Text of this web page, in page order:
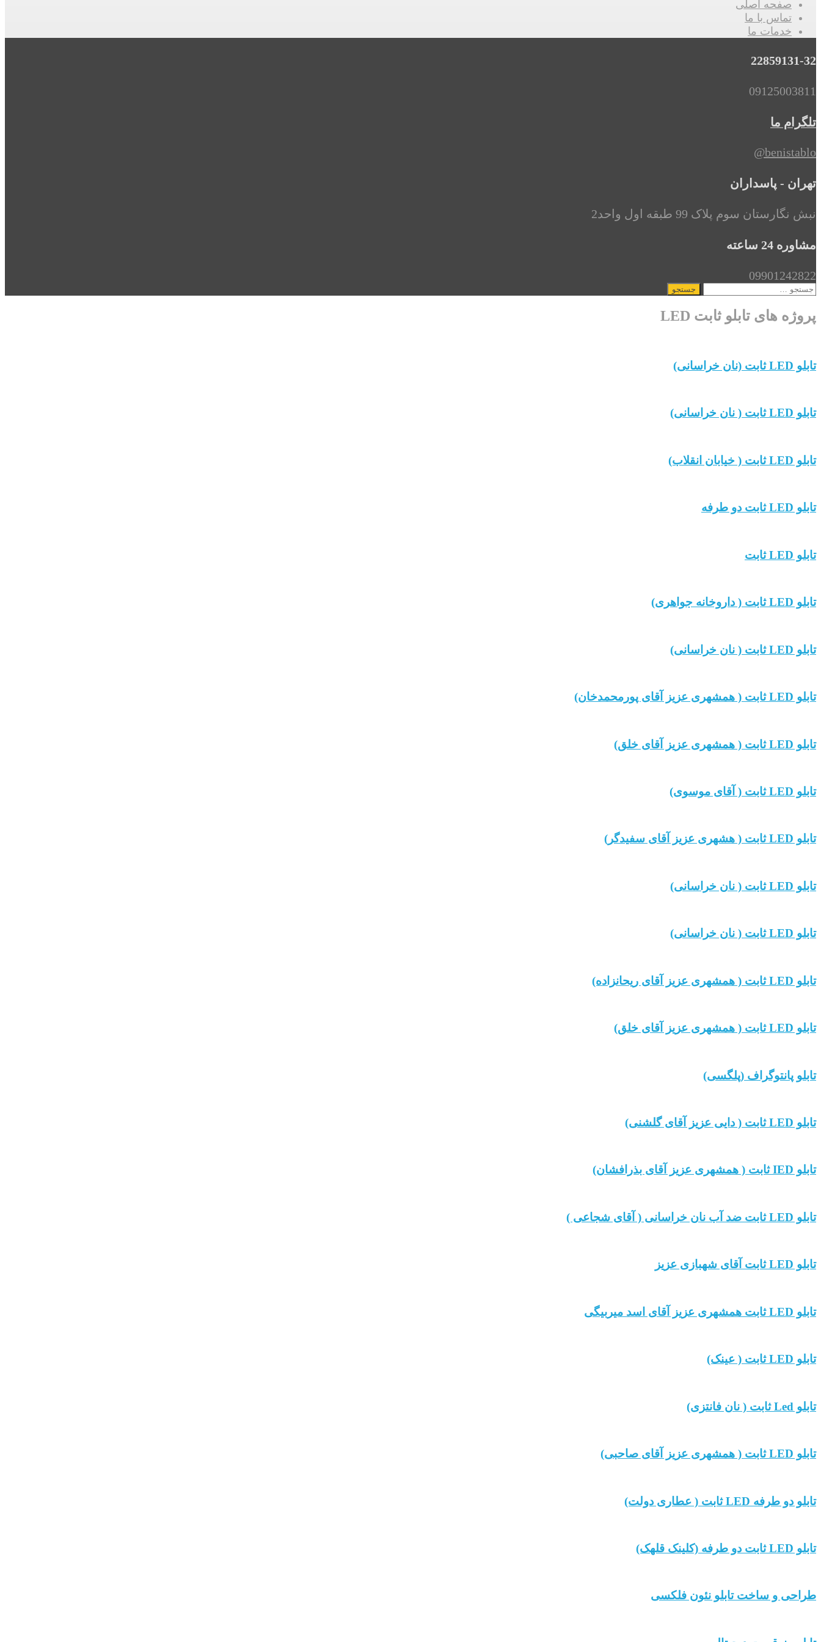
صفحه اصلی
تماس با ما
خدمات ما
22859131-32
09125003811
تلگرام ما
benistablo@
تهران - پاسداران
نبش نگارستان سوم پلاک 99 طبقه اول واحد2
مشاوره 24 ساعته
09901242822
جستجو
پروژه های تابلو ثابت LED
تابلو LED ثابت (نان خراسانی)
تابلو LED ثابت ( نان خراسانی)
تابلو LED ثابت ( خیابان انقلاب)
تابلو LED ثابت دو طرفه
تابلو LED ثابت
تابلو LED ثابت ( داروخانه جواهری)
تابلو LED ثابت ( نان خراسانی)
تابلو LED ثابت ( همشهری عزیز آقای پورمحمدخان)
تابلو LED ثابت ( همشهری عزیز آقای خلق)
تابلو LED ثابت ( آقای موسوی)
تابلو LED ثابت ( هشهری عزیز آقای سفیدگر)
تابلو LED ثابت ( نان خراسانی)
تابلو LED ثابت ( نان خراسانی)
تابلو LED ثابت ( همشهری عزیز آقای ریحانزاده)
تابلو LED ثابت ( همشهری عزیز آقای خلق)
تابلو پانتوگراف (پلگسی)
تابلو LED ثابت ( دایی عزیز آقای گلشنی)
تابلو IED ثابت ( همشهری عزیز آقای بذرافشان)
تابلو LED ثابت ضد آب نان خراسانی ( آقای شجاعی )
تابلو LED ثابت آقای شهبازی عزیز
تابلو LED ثابت همشهری عزیز آقای اسد میربیگی
تابلو LED ثابت ( عینک)
تابلو Led ثابت ( نان فانتزی)
تابلو LED ثابت ( همشهری عزیز آقای صاحبی)
تابلو دو طرفه LED ثابت ( عطاری دولت)
تابلو LED ثابت دو طرفه (کلینک قلهک)
طراحی و ساخت تابلو نئون فلکسی